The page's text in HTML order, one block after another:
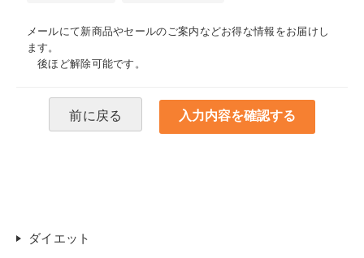
メールにて新商品やセールのご案内などお得な情報をお届けし
ます。
後ほど解除可能です。
前に戻る
ダイエット